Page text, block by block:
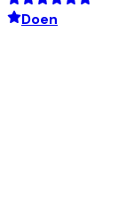
Doen